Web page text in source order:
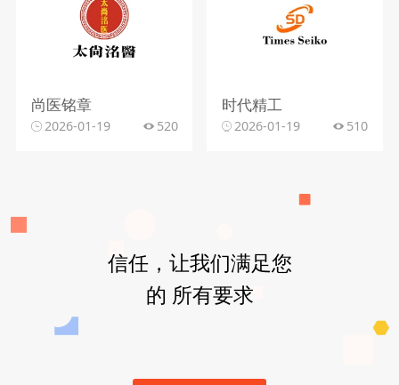
尚医铭章
2026-01-19 520
时代精工
2026-01-19 510
信任，让我们满足您
的 所有要求